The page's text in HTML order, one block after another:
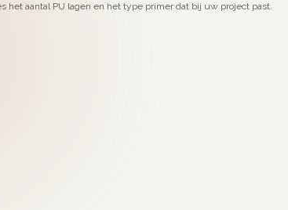
het aantal PU lagen en het type primer dat bij uw project past.